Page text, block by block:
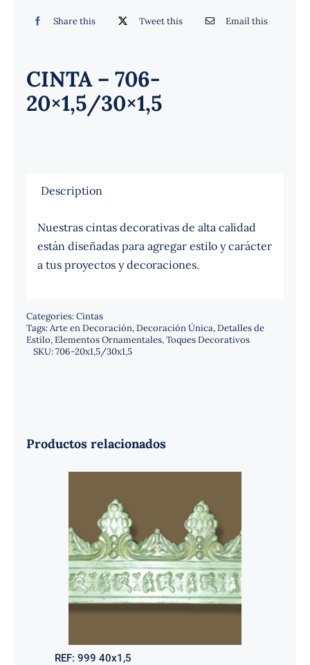
Share this Tweet this Email this
CINTA – 706-
20×1,5/30×1,5
Description
Nuestras cintas decorativas de alta calidad
están diseñadas para agregar estilo y carácter
a tus proyectos y decoraciones.
Categories:Cintas
Tags:Arte en Decoración,Decoración Única,Detalles de
Estilo,Elementos Ornamentales,Toques Decorativos
SKU:706-20x1,5/30x1,5
Productos relacionados
REF: 999 40x1,5